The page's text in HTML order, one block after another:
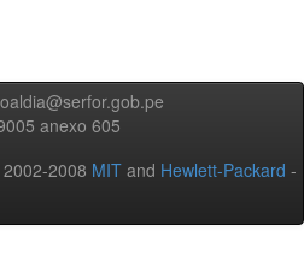
anexo 605
2008 MIT and Hewlett-Packard -